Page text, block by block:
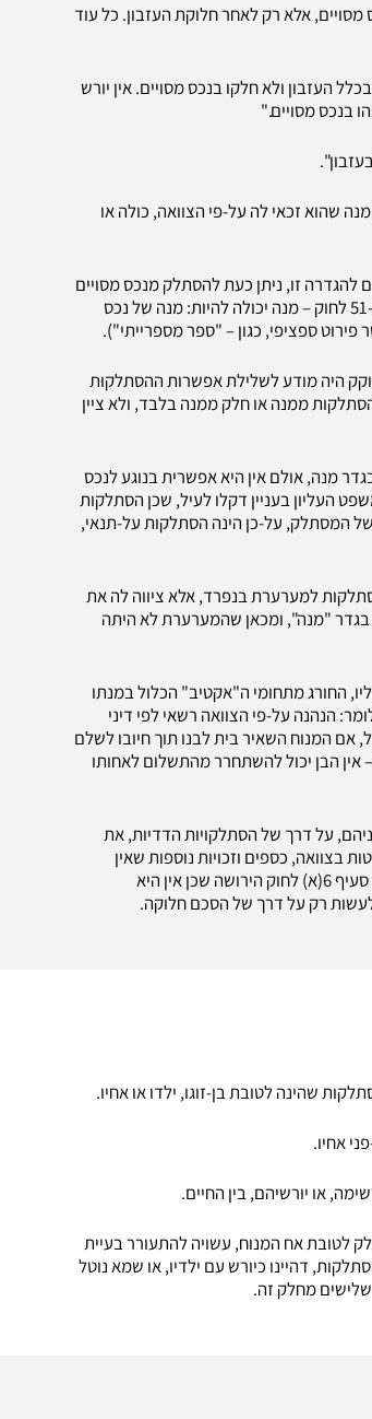
מחלקו בנכס מסויים, אלא רק לאחר חלוקת העזבון. כל עוד
היורש מכוח סעיף 1 לחוק, כלומר חלקו בכלל העזבון ולא חלקו בנכס מסויים. אין יורש
בנכס מסויים."
"או ממנה שהוא זכאי לה על-פי הצוואה, כולה או
בהתאם להגדרה זו, ניתן כעת להסתלק מנכס מסויים
בעזבון, המהווה "מנה" לה זכאי המסתלק על-פי הצוואה. (כאמור בהבחנה בסעיף 51-50 לחוק – מנה יכולה להיות: מנה של נכס
פירוט ספציפי, כגון – "ספר מספרייתי").
סיפת סעיף 6(א), נוצר לאחר שהמחוקק היה מודע לשלילת אפשרות ההסתלקות
ממנה או חלק ממנה בלבד, ולא ציין
מנה, אולם אין היא אפשרית בנוגע לנכס
העליון בעניין דקלו לעיל, שכן הסתלקות
של המסתלק, על-כן הינה הסתלקות על-תנאי,
למערערת בנפרד, אלא ציווה לה את
בגדר "מנה", ומכאן שהמערערת לא היתה
החורג מתחומי ה"אקטיב" הכלול במנתו
הנהנה על-פי הצוואה רשאי לפי דיני
אם המנוח השאיר בית לבנו תוך חיובו לשלם
אין הבן יכול להשתחרר מהתשלום לאחותו
על דרך של הסתלקויות הדדיות, את
וכוללת בתוכה 3 דירות שאינן מפורטות בצוואה, כספים וזכויות נוספות שאין
לדעת אם קיימות או לא במות המצווה. נקבע, כי הסתלקות שכזו אינה אפשרית על פי סעיף 6(א) לחוק הירושה שכן אין היא
רק על דרך של הסכם חלוקה.
אחיו.
או יורשיהם, בין החיים.
לטובת אח המנוח, עשויה להתעורר בעיית
חלקו, כאמור בהוראת סעיף 11 לחוק, בטרם ההסתלקות, דהיינו כיורש עם ילדיו, או שמא נוטל
שלישים מחלק זה.